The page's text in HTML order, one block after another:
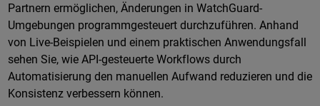
Partnern ermöglichen, Änderungen in WatchGuard-
Umgebungen programmgesteuert durchzuführen. Anhand
von Live-Beispielen und einem praktischen Anwendungsfall
sehen Sie, wie API-gesteuerte Workflows durch
Automatisierung den manuellen Aufwand reduzieren und die
Konsistenz verbessern können.